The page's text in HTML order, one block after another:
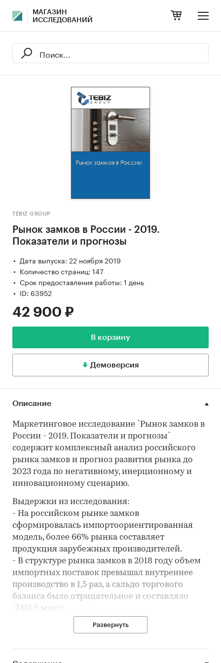
МАГАЗИН
ИССЛЕДОВАНИЙ
TEBIZ GROUP
Рынок замков в России - 2019.
Показатели и прогнозы
Дата выпуска: 22 ноября 2019
Количество страниц: 147
Срок предоставления работы: 1 день
ID: 63952
42 900 ₽
В корзину
Демоверсия
Описание
Маркетинговое исследование `Рынок замков в
России - 2019. Показатели и прогнозы`
содержит комплексный анализ российского
рынка замков и прогноз развития рынка до
2023 года по негативному, инерционному и
инновационному сценарию.
Выдержки из исследования:
- На российском рынке замков
сформировалась импортоориентированная
модель, более 66% рынка составляет
продукция зарубежных производителей.
- В структуре рынка замков в 2018 году объем
импортных поставок превышал внутреннее
производство в 1,5 раз, а сальдо торгового
баланса было отрицательное и составляло
-7415,5 млн.т.
году является Китай (более 61%), ведущий
Развернуть